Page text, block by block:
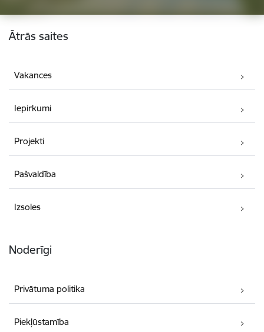
Kājene
Ātrās saites
Vakances
Iepirkumi
Projekti
Pašvaldība
Izsoles
Noderīgi
Privātuma politika
Piekļūstamība